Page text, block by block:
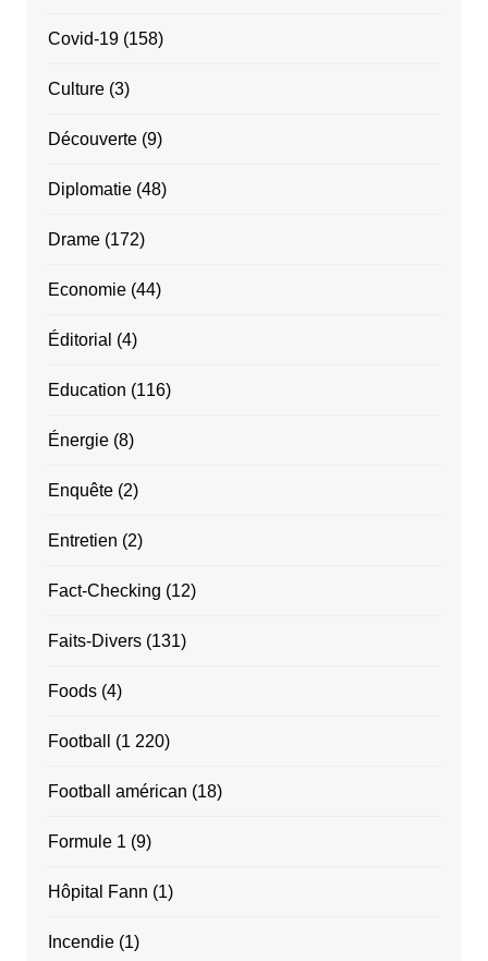
Covid-19(158)
Culture(3)
Découverte(9)
Diplomatie(48)
Drame(172)
Economie(44)
Éditorial (4)
Education (116)
Énergie(8)
Enquête(2)
Entretien (2)
Fact-Checking (12)
Faits-Divers(131)
Foods(4)
Football (1 220)
Football américan (18)
Formule 1 (9)
Hôpital Fann (1)
Incendie(1)